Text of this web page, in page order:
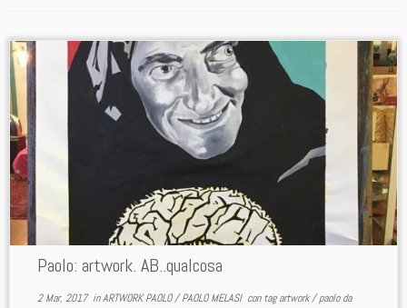
Paolo: artwork. AB..qualcosa
2 Mar, 2017inARTWORK PAOLO/PAOLO MELASI con tagartwork/paoloda